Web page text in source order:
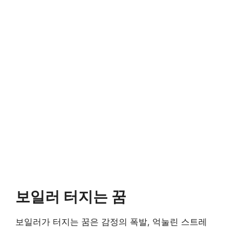
보일러 터지는 꿈
보일러가 터지는 꿈은 감정의 폭발, 억눌린 스트레